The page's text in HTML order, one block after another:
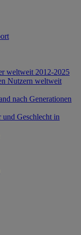
weltweit 2012-2025
Nutzern weltweit
nach Generationen
Geschlecht in